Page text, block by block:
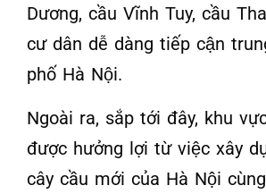
Dương, cầu Vĩnh Tuy, cầu
cư dân dễ dàng tiếp cận
phố Hà Nội.
Ngoài ra, sắp tới đây, khu
được hưởng lợi từ việc xây
cây cầu mới của Hà Nội